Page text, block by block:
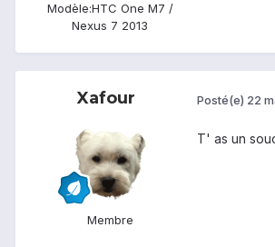
Modèle:HTC One M7 /
Nexus 7 2013
Xafour
Membre
Posté(e) 22
T' as un